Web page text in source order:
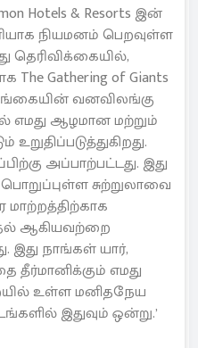
Hotels & Resorts இன்
நியமனம் பெறவுள்ள
Gathering of Giants
வனவிலங்கு
எமது ஆழமான மற்றும்
அப்பாற்பட்டது. இது
பொறுப்புள்ள சுற்றுலாவை
மாற்றத்திற்காக
ஆகியவற்றை
நாங்கள் யார்,
எமது
உள்ள மனிதநேய
இதுவும் ஒன்று.’